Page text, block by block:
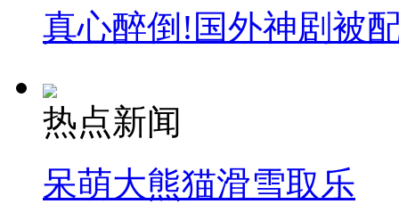
真心醉倒!国外神剧被
热点新闻
呆萌大熊猫滑雪取乐